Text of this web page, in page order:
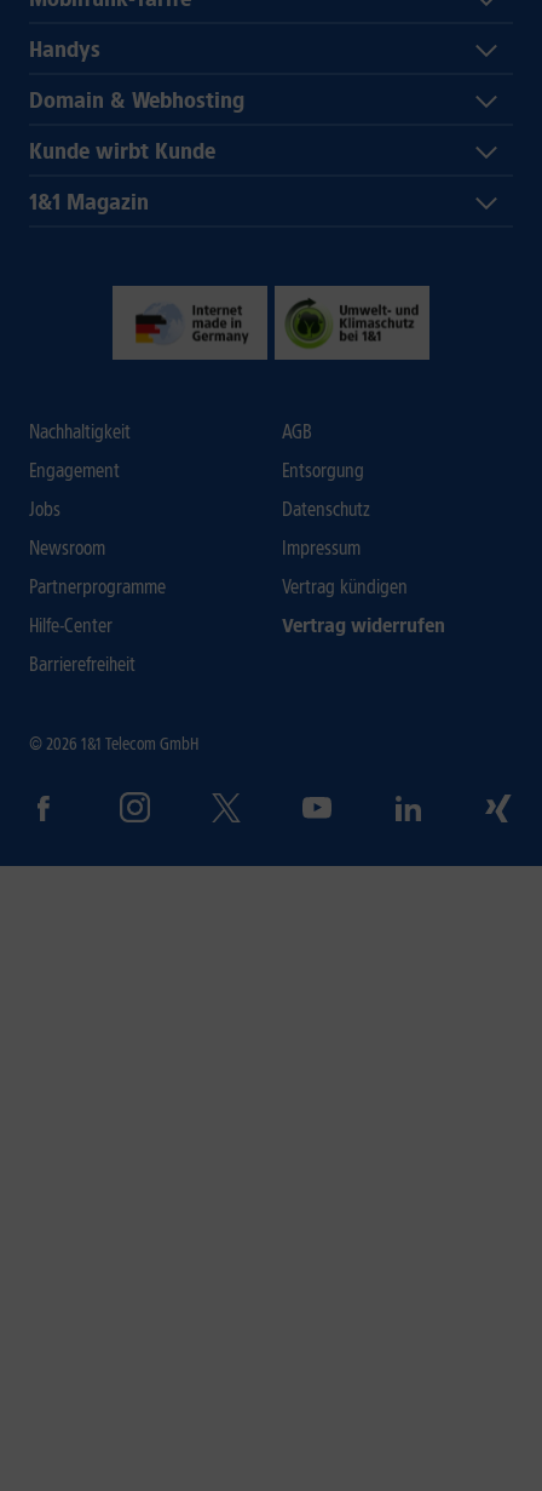
Handys
Domain & Webhosting
Kunde wirbt Kunde
1&1 Magazin
Nachhaltigkeit
Engagement
Jobs
Newsroom
Partnerprogramme
Hilfe-Center
Barrierefreiheit
AGB
Entsorgung
Datenschutz
Impressum
Vertrag kündigen
Vertrag widerrufen
© 2026 1&1 Telecom GmbH